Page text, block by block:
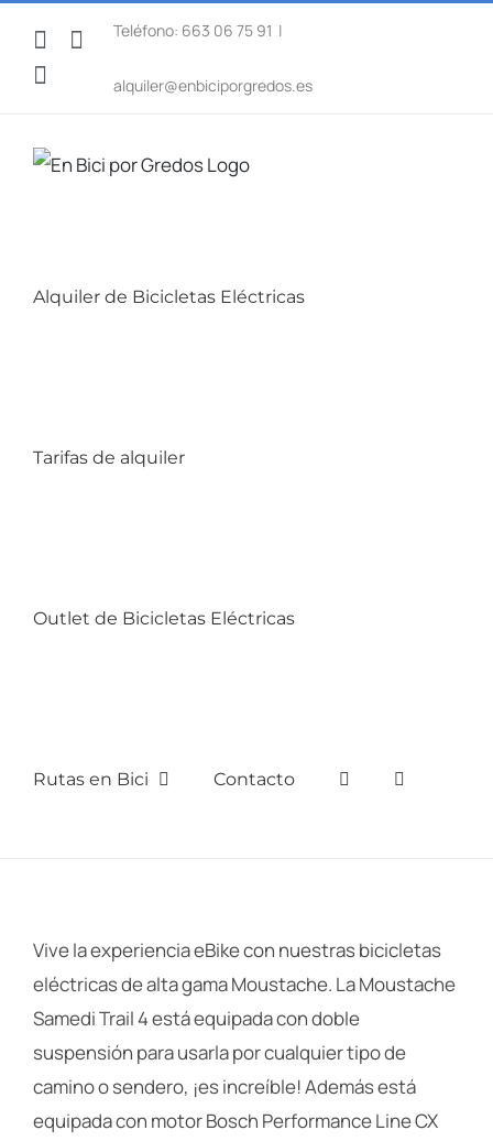
contenido
Facebook
WhatsApp
Instagram
Teléfono: 663 06 75 91 |
alquiler@enbiciporgredos.es
Alquiler de Bicicletas Eléctricas
Tarifas de alquiler
Outlet de Bicicletas Eléctricas
Rutas en Bici Contacto
Vive la experiencia eBike con nuestras bicicletas
eléctricas de alta gama Moustache. La Moustache
Samedi Trail 4 está equipada con doble
suspensión para usarla por cualquier tipo de
camino o sendero, ¡es increíble! Además está
equipada con motor Bosch Performance Line CX